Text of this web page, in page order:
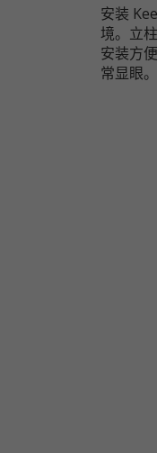
安装
境。立
安装方
常显眼。